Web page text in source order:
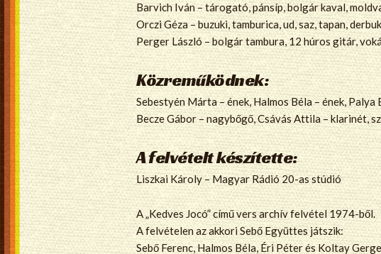
Barvich Iván – tárogató, pánsíp, bolgár kaval,
Orczi Géza – buzuki, tamburica, ud, saz, tapan,
Perger László – bolgár tambura, 12 húros gitár,
Közreműködnek:
Sebestyén Márta – ének, Halmos Béla – ének, Palya
Becze Gábor – nagybőgő, Csávás Attila – klarinét,
A felvételt készítette:
Liszkai Károly – Magyar Rádió 20-as stúdió
A „Kedves Jocó” című vers archív felvétel 1974-ből.
A felvételen az akkori Sebő Együttes játszik:
Sebő Ferenc, Halmos Béla, Éri Péter és Koltay